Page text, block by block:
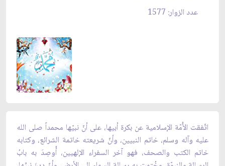
عدد الزوار: 1577
اتّفقت الأُمّة الإسلامية عن بكرة أبيها، على أنّ نبيّها محمداً صلى الله
عليه وآله وسلم، خاتم النبيين، وأنّ شريعته خاتمة الشرائع، وكتابه
خاتم الكتب والصحف، فهو آخر السفراء الإلهيين، أُوصِدَ به بابُ